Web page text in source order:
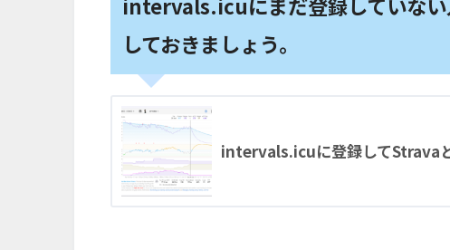
しておきましょう。
intervals.icuに登録してStrava